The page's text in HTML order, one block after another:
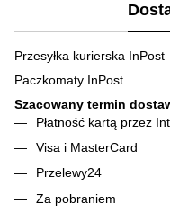
Przesyłka kurierska InPost
Paczkomaty InPost
Szacowany termin
Płatność kartą przez
Visa і MasterCard
Przelewy24
Za pobraniem